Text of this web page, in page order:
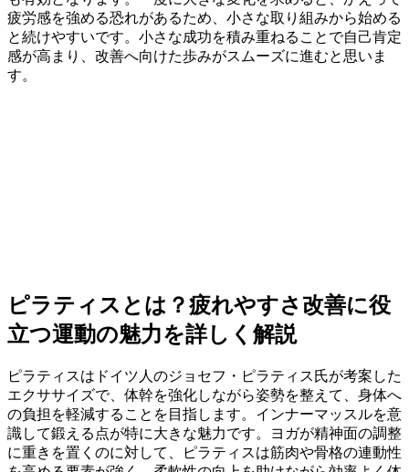
疲労感を強める恐れがあるため、小さな取り組みから始める
と続けやすいです。小さな成功を積み重ねることで自己肯定
感が高まり、改善へ向けた歩みがスムーズに進むと思いま
す。
ピラティスとは？疲れやすさ改善に役
立つ運動の魅力を詳しく解説
ピラティスはドイツ人のジョセフ・ピラティス氏が考案した
エクササイズで、体幹を強化しながら姿勢を整えて、身体へ
の負担を軽減することを目指します。インナーマッスルを意
識して鍛える点が特に大きな魅力です。ヨガが精神面の調整
に重きを置くのに対して、ピラティスは筋肉や骨格の連動性